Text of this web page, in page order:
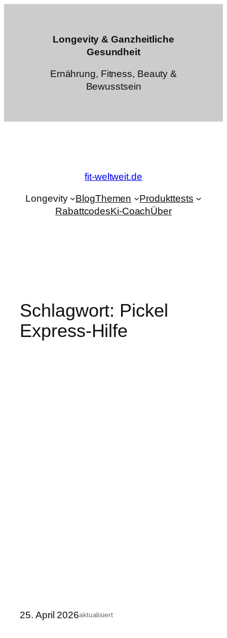
Longevity & Ganzheitliche
Gesundheit
Ernährung, Fitness, Beauty &
Bewusstsein
fit-weltweit.de
Longevity BlogThemen
Produkttests
RabattcodesKi-CoachÜber
Schlagwort: Pickel
Express-Hilfe
25. April 2026aktualisiert